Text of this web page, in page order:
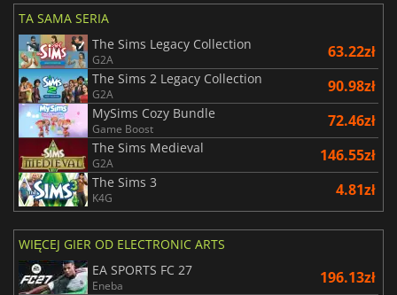
TA SAMA SERIA
The Sims Legacy Collection
G2A 63.22zł
The Sims 2 Legacy Collection
G2A 90.98zł
MySims Cozy Bundle
Game Boost 72.46zł
The Sims Medieval
G2A 146.55zł
The Sims 3
K4G 4.81zł
WIĘCEJ GIER OD ELECTRONIC ARTS
EA SPORTS FC 27
Eneba 196.13zł